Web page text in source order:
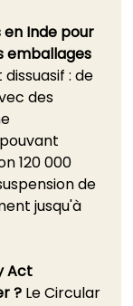
Inde pour
emballages
: de
des
120 000
de
jusqu'à
Act
? Le Circular